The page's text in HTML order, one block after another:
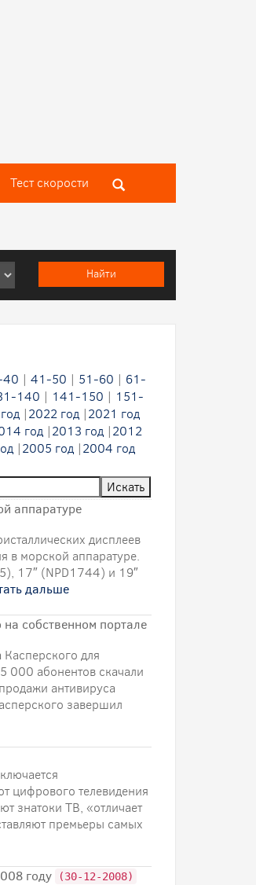
Тест скороcти
40 | 41-50 | 51-60 | 61-
140 | 141-150 | 151-
|2022 год|2021 год
год|2013 год|2012
|2005 год|2004 год
аппаратуре
дисплеев
в морской аппаратуре.
17″ (NPD1744) и 19″
дальше
собственном портале
для
000 абонентов скачали
антивируса
завершил
цифрового телевидения
знатоки ТВ, «отличает
премьеры самых
году (30-12-2008)